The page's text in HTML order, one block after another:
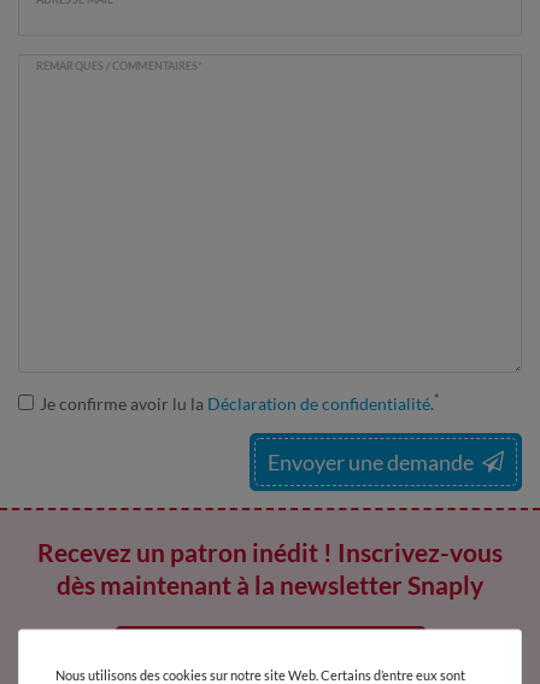
REMARQUES / COMMENTAIRES*
Je confirme avoir lu la Déclaration de confidentialité.*
Envoyer une demande
Recevez un patron inédit ! Inscrivez-vous
dès maintenant à la newsletter Snaply
Nous utilisons des cookies sur notre site Web. Certains d’entre eux sont